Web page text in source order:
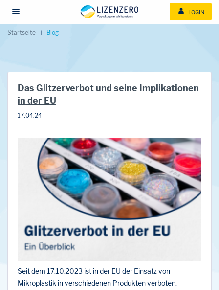
Menü öffnen/schließen LOGIN
Startseite Blog
Das Glitzerverbot und seine Implikationen
in der EU
17.04.24
Seit dem 17.10.2023 ist in der EU der Einsatz von
Mikroplastik in verschiedenen Produkten verboten.